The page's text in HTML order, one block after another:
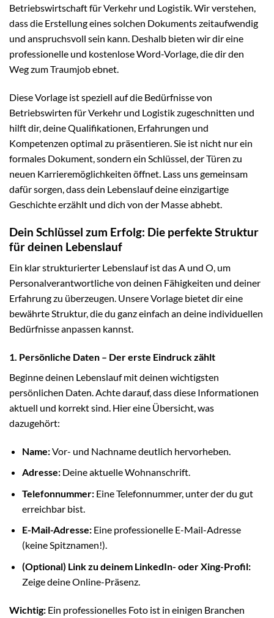
Betriebswirtschaft für Verkehr und Logistik. Wir verstehen,
dass die Erstellung eines solchen Dokuments zeitaufwendig
und anspruchsvoll sein kann. Deshalb bieten wir dir eine
professionelle und kostenlose Word-Vorlage, die dir den
Weg zum Traumjob ebnet.
Diese Vorlage ist speziell auf die Bedürfnisse von
Betriebswirten für Verkehr und Logistik zugeschnitten und
hilft dir, deine Qualifikationen, Erfahrungen und
Kompetenzen optimal zu präsentieren. Sie ist nicht nur ein
formales Dokument, sondern ein Schlüssel, der Türen zu
neuen Karrieremöglichkeiten öffnet. Lass uns gemeinsam
dafür sorgen, dass dein Lebenslauf deine einzigartige
Geschichte erzählt und dich von der Masse abhebt.
Dein Schlüssel zum Erfolg: Die perfekte Struktur
für deinen Lebenslauf
Ein klar strukturierter Lebenslauf ist das A und O, um
Personalverantwortliche von deinen Fähigkeiten und deiner
Erfahrung zu überzeugen. Unsere Vorlage bietet dir eine
bewährte Struktur, die du ganz einfach an deine individuellen
Bedürfnisse anpassen kannst.
1. Persönliche Daten – Der erste Eindruck zählt
Beginne deinen Lebenslauf mit deinen wichtigsten
persönlichen Daten. Achte darauf, dass diese Informationen
aktuell und korrekt sind. Hier eine Übersicht, was
dazugehört:
Name:Vor- und Nachname deutlich hervorheben.
Adresse:Deine aktuelle Wohnanschrift.
Telefonnummer:Eine Telefonnummer, unter der du gut
erreichbar bist.
E-Mail-Adresse:Eine professionelle E-Mail-Adresse
(keine Spitznamen!).
(Optional) Link zu deinem LinkedIn- oder Xing-Profil:
Zeige deine Online-Präsenz.
Wichtig: Ein professionelles Foto ist in einigen Branchen